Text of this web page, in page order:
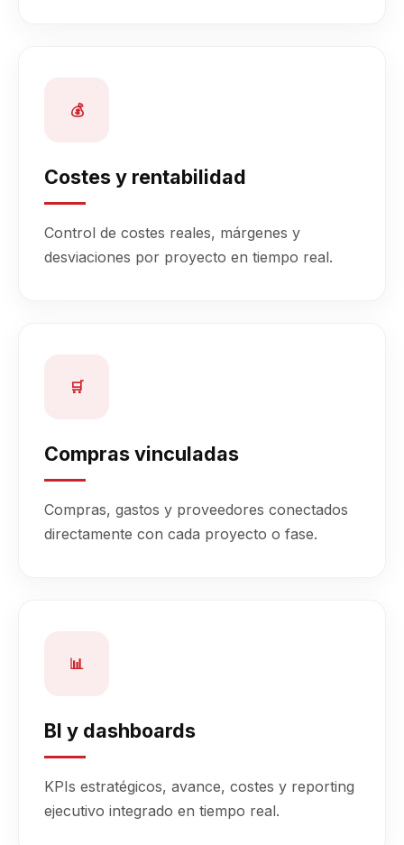
💰
Costes y rentabilidad
Control de costes reales, márgenes y
desviaciones por proyecto en tiempo real.
🛒
Compras vinculadas
Compras, gastos y proveedores conectados
directamente con cada proyecto o fase.
📊
BI y dashboards
KPIs estratégicos, avance, costes y reporting
ejecutivo integrado en tiempo real.